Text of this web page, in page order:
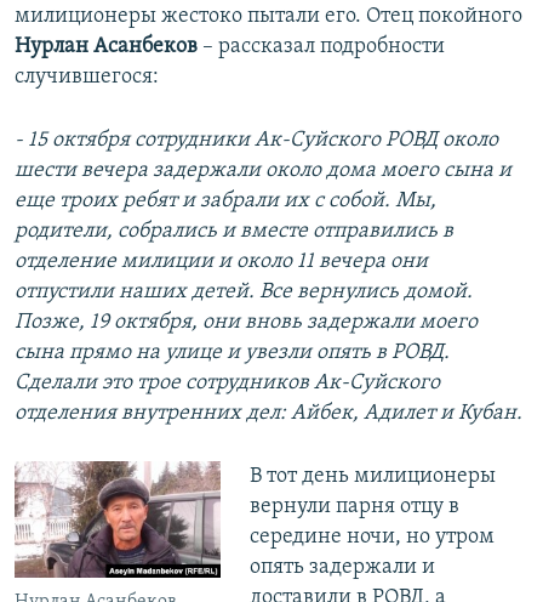
милиционеры жестоко пытали его. Отец покойного
Нурлан Асанбеков – рассказал подробности
случившегося:
- 15 октября сотрудники Ак-Суйского РОВД около
шести вечера задержали около дома моего сына и
еще троих ребят и забрали их с собой. Мы,
родители, собрались и вместе отправились в
отделение милиции и около 11 вечера они
отпустили наших детей. Все вернулись домой.
Позже, 19 октября, они вновь задержали моего
сына прямо на улице и увезли опять в РОВД.
Сделали это трое сотрудников Ак-Суйского
отделения внутренних дел: Айбек, Адилет и Кубан.
В тот день милиционеры
вернули парня отцу в
середине ночи, но утром
опять задержали и